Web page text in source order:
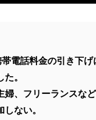
電話料金の引き下
。
婦、フリーランスな
ない。